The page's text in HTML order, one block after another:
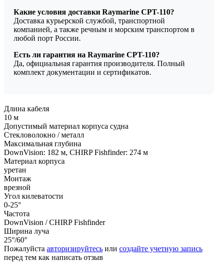
Какие условия доставки Raymarine CPT-110?
Доставка курьерской службой, транспортной
компанией, а также речным и морским транспортом в
любой порт России.
Есть ли гарантия на Raymarine CPT-110?
Да, официальная гарантия производителя. Полный
комплект документации и сертификатов.
Длина кабеля
10 м
Допустимый материал корпуса судна
Стекловолокно / металл
Максимальная глубина
DownVision: 182 м, CHIRP Fishfinder: 274 м
Материал корпуса
уретан
Монтаж
врезной
Угол килеватости
0-25°
Частота
DownVision / CHIRP Fishfinder
Ширина луча
25°/60°
Пожалуйста авторизируйтесь или создайте учетную запись
перед тем как написать отзыв